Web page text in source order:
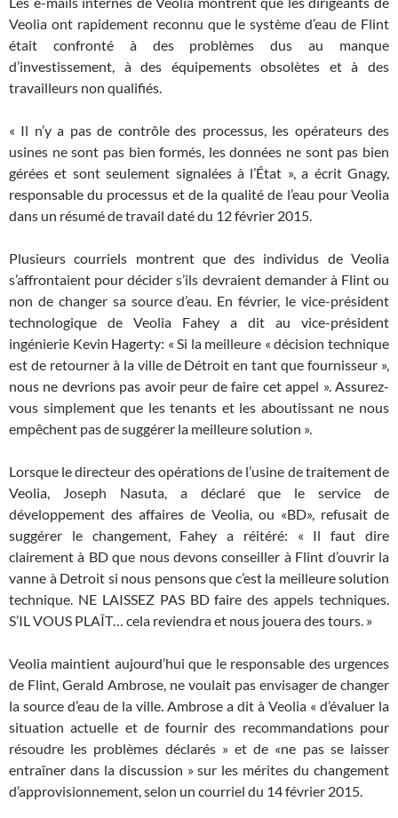
Veolia ont rapidement reconnu que le système d’eau de Flint
était confronté à des problèmes dus au manque
d’investissement, à des équipements obsolètes et à des
travailleurs non qualifiés.
« Il n’y a pas de contrôle des processus, les opérateurs des
usines ne sont pas bien formés, les données ne sont pas bien
gérées et sont seulement signalées à l’État », a écrit Gnagy,
responsable du processus et de la qualité de l’eau pour Veolia
dans un résumé de travail daté du 12 février 2015.
Plusieurs courriels montrent que des individus de Veolia
s’affrontaient pour décider s’ils devraient demander à Flint ou
non de changer sa source d’eau. En février, le vice-président
technologique de Veolia Fahey a dit au vice-président
ingénierie Kevin Hagerty: « Si la meilleure « décision technique
est de retourner à la ville de Détroit en tant que fournisseur »,
nous ne devrions pas avoir peur de faire cet appel ». Assurez-
vous simplement que les tenants et les aboutissant ne nous
empêchent pas de suggérer la meilleure solution ».
Lorsque le directeur des opérations de l’usine de traitement de
Veolia, Joseph Nasuta, a déclaré que le service de
développement des affaires de Veolia, ou «BD», refusait de
suggérer le changement, Fahey a réitéré: « Il faut dire
clairement à BD que nous devons conseiller à Flint d’ouvrir la
vanne à Detroit si nous pensons que c’est la meilleure solution
technique. NE LAISSEZ PAS BD faire des appels techniques.
S’IL VOUS PLAÎT… cela reviendra et nous jouera des tours. »
Veolia maintient aujourd’hui que le responsable des urgences
de Flint, Gerald Ambrose, ne voulait pas envisager de changer
la source d’eau de la ville. Ambrose a dit à Veolia « d’évaluer la
situation actuelle et de fournir des recommandations pour
résoudre les problèmes déclarés » et de «ne pas se laisser
entraîner dans la discussion » sur les mérites du changement
d’approvisionnement, selon un courriel du 14 février 2015.